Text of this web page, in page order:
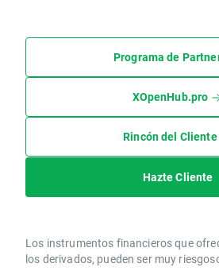
Programa de
XOpenHub.pro
Rincón del Cliente
Hazte Cliente
Los instrumentos financieros que
los derivados, pueden ser muy